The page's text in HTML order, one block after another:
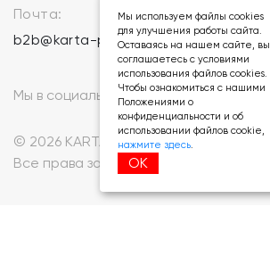
Почта:
b2b@karta-podarkov.ru
© 2026 KARTA-PODARKOV.RU.
Все права защищены.
Мы в социальных сетях:
Мы используем файлы cookies
для улучшения работы сайта.
Оставаясь на нашем сайте, вы
соглашаетесь с условиями
использования файлов cookies.
Чтобы ознакомиться с нашими
Положениями о
конфиденциальности и об
использовании файлов cookie,
нажмите здесь.
ОК